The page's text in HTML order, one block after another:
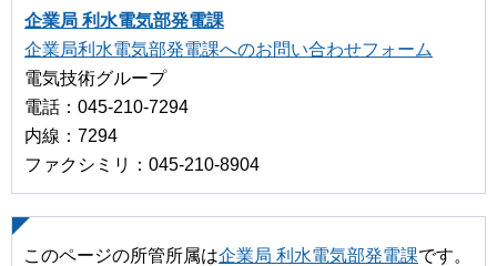
企業局 利水電気部発電課
企業局利水電気部発電課へのお問い合わせフォーム
電気技術グループ
電話：045-210-7294
内線：7294
ファクシミリ：045-210-8904
このページの所管所属は企業局 利水電気部発電課です。